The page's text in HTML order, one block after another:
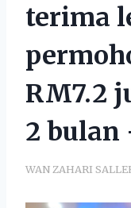
terima
RM7.2
2 bulan
WAN ZAHARI